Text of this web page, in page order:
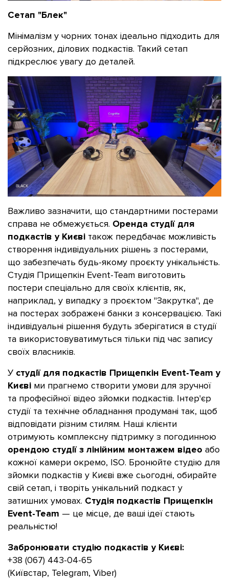
Сетап "Блек"
Мінімалізм у чорних тонах ідеально підходить для
серйозних, ділових подкастів. Такий сетап
підкреслює увагу до деталей.
Важливо зазначити, що стандартними постерами
справа не обмежується. Оренда студії для
подкастів у Києві також передбачає можливість
створення індивідуальних рішень з постерами,
що забезпечать будь-якому проєкту унікальність.
Студія Прищепкін Event-Team виготовить
постери спеціально для своїх клієнтів, як,
наприклад, у випадку з проєктом "Закрутка", де
на постерах зображені банки з консервацією. Такі
індивідуальні рішення будуть зберігатися в студії
та використовуватимуться тільки під час запису
своїх власників.
У студії для подкастів Прищепкін Event-Team у
Києві ми прагнемо створити умови для зручної
та професійної відео зйомки подкастів. Інтер'єр
студії та технічне обладнання продумані так, щоб
відповідати різним стилям. Наші клієнти
отримують комплексну підтримку з погодинною
орендою студії з лінійним монтажем відео або
кожної камери окремо, ISO. Бронюйте студію для
зйомки подкастів у Києві вже сьогодні, обирайте
свій сетап, і творіть унікальний подкаст у
затишних умовах. Студія подкастів Прищепкін
Event-Team — це місце, де ваші ідеї стають
реальністю!
Забронювати студію подкастів у Києві:
+38 (067) 443-04-65
(Київстар, Telegram, Viber)